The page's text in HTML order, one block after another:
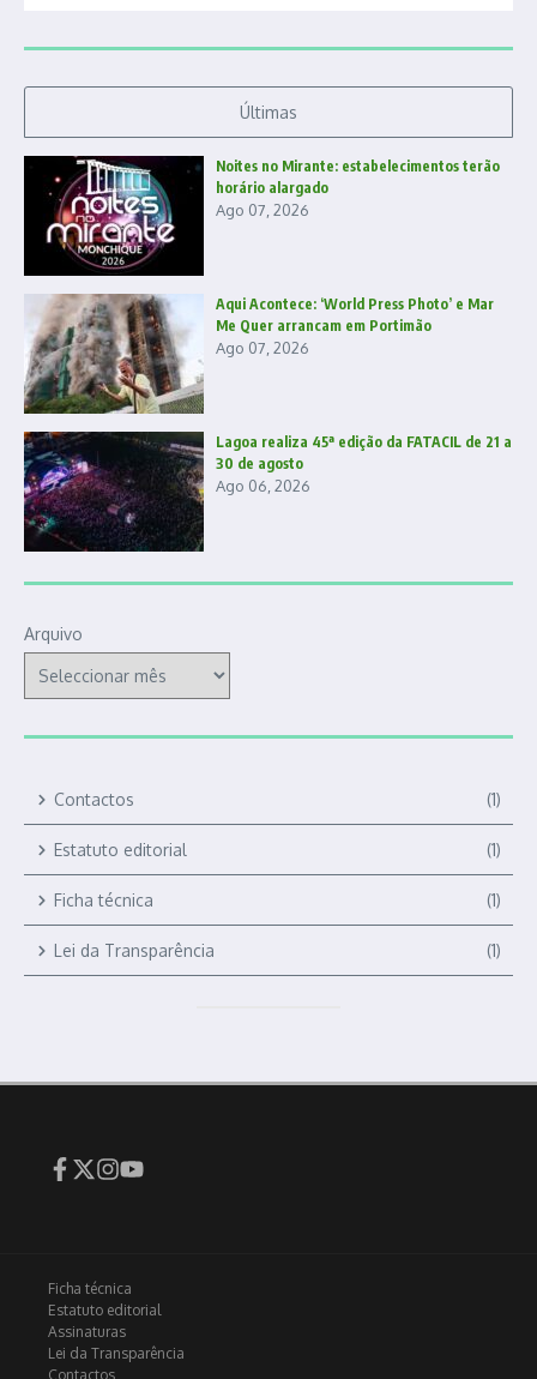
Últimas
Noites no Mirante: estabelecimentos terão
horário alargado
Ago 07, 2026
Aqui Acontece: ‘World Press Photo’ e Mar
Me Quer arrancam em Portimão
Ago 07, 2026
Lagoa realiza 45ª edição da FATACIL de 21 a
30 de agosto
Ago 06, 2026
Arquivo
Contactos (1)
Estatuto editorial (1)
Ficha técnica (1)
Lei da Transparência (1)
Ficha técnica
Estatuto editorial
Assinaturas
Lei da Transparência
Contactos